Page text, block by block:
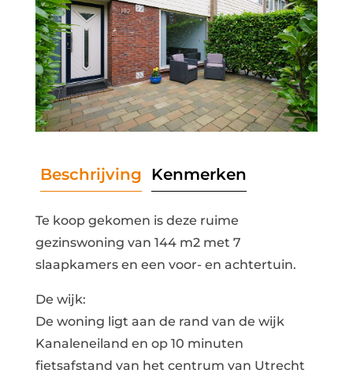
Beschrijving Kenmerken
Te koop gekomen is deze ruime
gezinswoning van 144 m2 met 7
slaapkamers en een voor- en achtertuin.
De wijk:
De woning ligt aan de rand van de wijk
Kanaleneiland en op 10 minuten
fietsafstand van het centrum van Utrecht